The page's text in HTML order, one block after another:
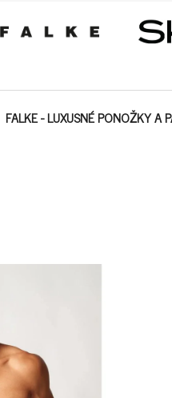
FALKE - LUXUSNÉ PONOŽKY A